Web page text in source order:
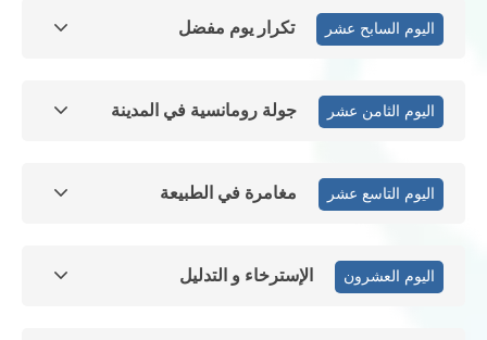
اليوم السابح عشر تكرار يوم مفضل
اليوم الثامن عشر جولة رومانسية في المدينة
اليوم التاسع عشر مغامرة في الطبيعة
اليوم العشرون الإسترخاء و التدليل